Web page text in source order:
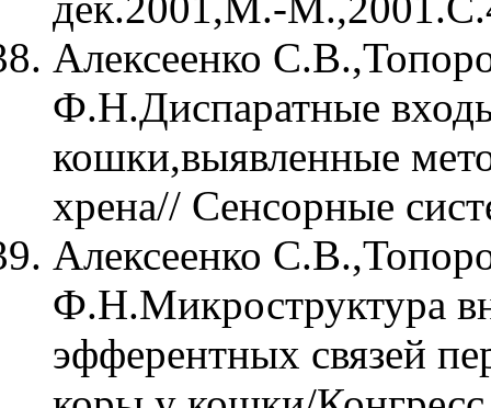
Алексеенко
Ф.Н.Диспаратные
кошки,выявленные
хрена// Сенсорные
Алексеенко
Ф.Н.Микроструктура
эфферентных связей